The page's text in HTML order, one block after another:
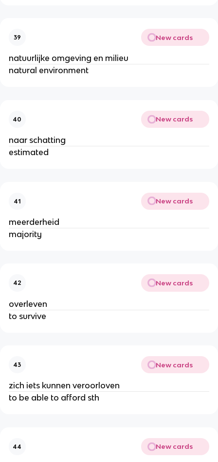
39 New cards
natuurlijke omgeving en milieu
natural environment
40 New cards
naar schatting
estimated
41 New cards
meerderheid
majority
42 New cards
overleven
to survive
43 New cards
zich iets kunnen veroorloven
to be able to afford sth
44 New cards